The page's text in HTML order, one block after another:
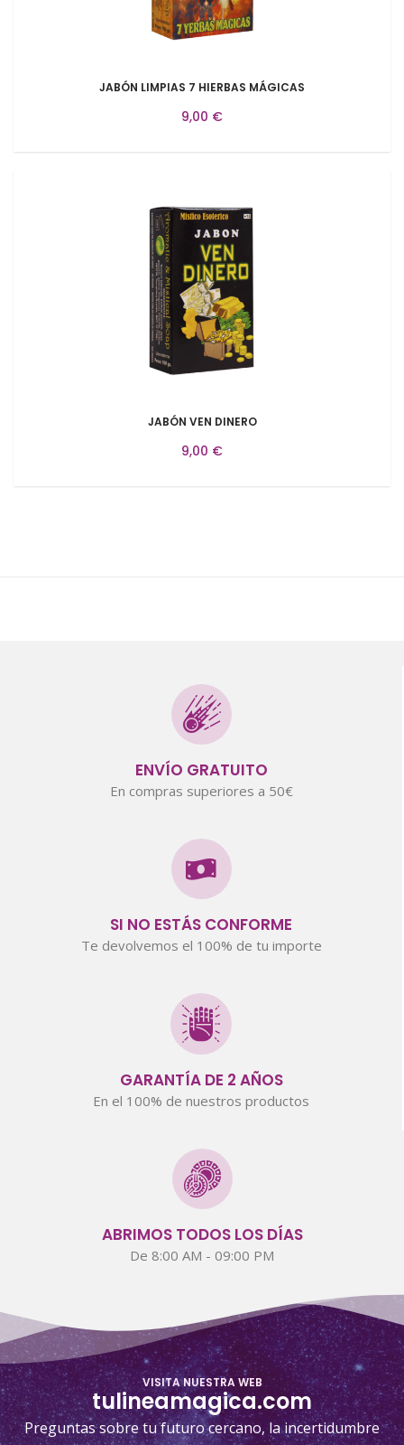
JABÓN LIMPIAS 7 HIERBAS MÁGICAS
9,00 €
JABÓN VEN DINERO
9,00 €
ENVÍO GRATUITO
En compras superiores a 50€
SI NO ESTÁS CONFORME
Te devolvemos el 100% de tu importe
GARANTÍA DE 2 AÑOS
En el 100% de nuestros productos
ABRIMOS TODOS LOS DÍAS
De 8:00 AM - 09:00 PM
VISITA NUESTRA WEB
tulineamagica.com
Preguntas sobre tu futuro cercano, la incertidumbre